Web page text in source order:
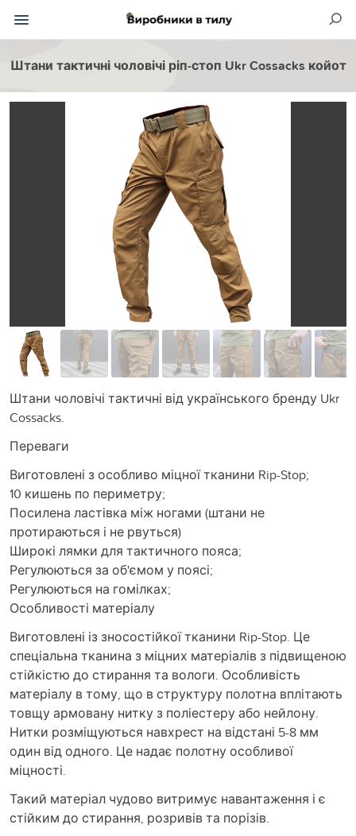
Штани тактичні чоловічі ріп-стоп Ukr Cossacks койот
Штани чоловічі тактичні від українського бренду Ukr
Cossacks.
Переваги
Виготовлені з особливо міцної тканини Rip-Stop;
10 кишень по периметру;
Посилена ластівка між ногами (штани не
протираються і не рвуться)
Широкі лямки для тактичного пояса;
Регулюються за об'ємом у поясі;
Регулюються на гомілках;
Особливості матеріалу
Виготовлені із зносостійкої тканини Rip-Stop. Це
спеціальна тканина з міцних матеріалів з підвищеною
стійкістю до стирання та вологи. Особливість
матеріалу в тому, що в структуру полотна вплітають
товщу армовану нитку з поліестеру або нейлону.
Нитки розміщуються навхрест на відстані 5-8 мм
один від одного. Це надає полотну особливої
міцності.
Такий матеріал чудово витримує навантаження і є
стійким до стирання, розривів та порізів.